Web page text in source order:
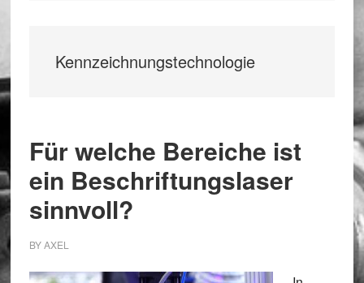
Kennzeichnungstechnologie
Für welche Bereiche ist
ein Beschriftungslaser
sinnvoll?
BYAXEL